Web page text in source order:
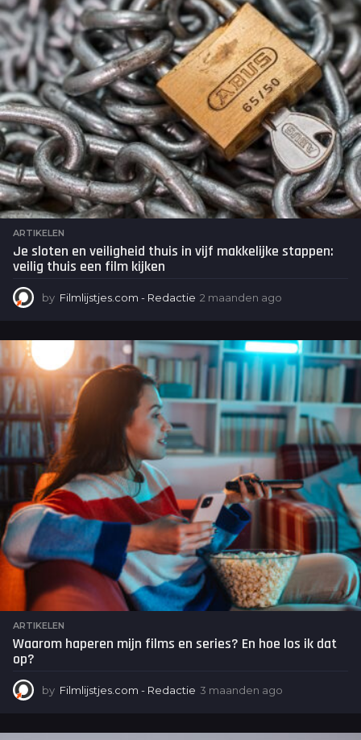
ARTIKELEN
Je sloten en veiligheid thuis in vijf makkelijke stappen:
veilig thuis een film kijken
by Filmlijstjes.com - Redactie 2 maanden ago
a
n
d
n
a
g
ARTIKELEN
Waarom haperen mijn films en series? En hoe los ik dat
op?
by Filmlijstjes.com - Redactie 3 maanden ago
a